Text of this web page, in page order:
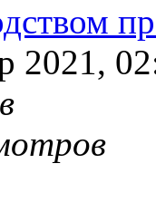
2021,